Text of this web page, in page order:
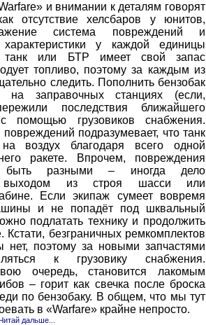
и внимании к деталям говорят
отсутствие хелсбаров у юнитов,
система повреждений и
характеристики у каждой единицы
танк или БТР имеет свой запас
топливо, поэтому за каждым из
следить. Пополнить бензобак
на заправочных станциях (если,
последствия ближайшего
помощью грузовиков снабжения.
подразумевает, что танк
воздух благодаря всего одной
ракете. Впрочем, повреждения
быть разными – иногда дело
выходом из строя шасси или
Если экипаж сумеет вовремя
и не попадёт под шквальный
подлатать технику и продолжить
Кстати, безграничных ремкомплектов
поэтому за новыми запчастями
к грузовику снабжения.
очередь, становится лакомым
– горит как свечка после броска
по бензобаку. В общем, что мы тут
в «Warfare» крайне непросто.
дальше...